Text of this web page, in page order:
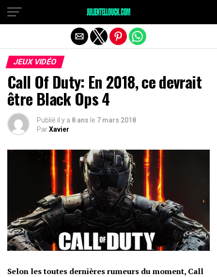
JEUX VIDÉO
Call Of Duty: En 2018, ce devrait
être Black Ops 4
Publié il y a 8 ans le 7 mars 2018
ParXavier
Selon les toutes dernières rumeurs du moment, Call